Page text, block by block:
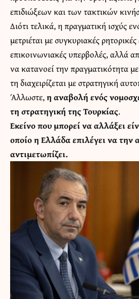
επιδιώξεων και των τακτικών
Διότι τελικά, η πραγματική ισχύς
μετριέται με συγκυριακές ρητορικές
επικοινωνιακές υπερβολές, αλλά
να κατανοεί την πραγματικότητα
τη διαχειρίζεται με στρατηγική
Άλλωστε,η αναβολή ενός
τη στρατηγική της Τουρκίας.
Εκείνο που μπορεί να αλλάξει
οποίο η Ελλάδα επιλέγει να την
αντιμετωπίζει.